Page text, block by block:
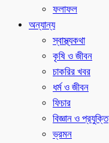
ফলাফল
অন্যান্য
স্বাস্থ্যকথা
কৃষি ও জীবন
চাকরির খবর
ধর্ম ও জীবন
ফিচার
বিজ্ঞান ও প্রযুক্তি
ভ্রমন